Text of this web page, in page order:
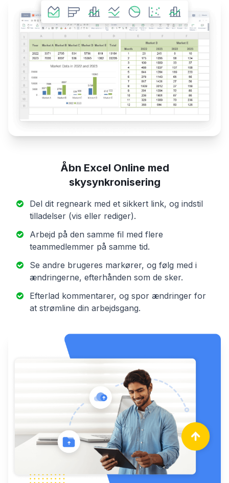
Åbn Excel Online med
skysynkronisering
Del dit regneark med et sikkert link, og indstil
tilladelser (vis eller rediger).
Arbejd på den samme fil med flere
teammedlemmer på samme tid.
Se andre brugeres markører, og følg med i
ændringerne, efterhånden som de sker.
Efterlad kommentarer, og spor ændringer for
at strømline din arbejdsgang.